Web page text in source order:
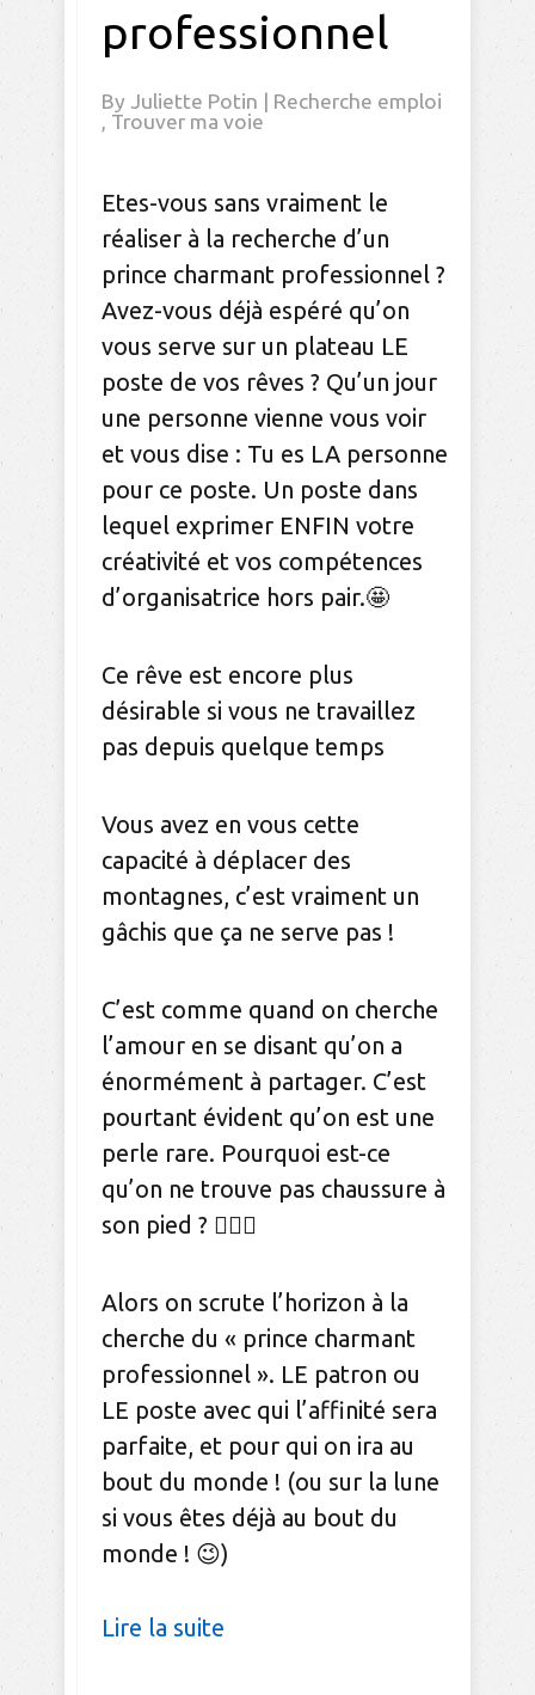
professionnel
By Juliette Potin
Recherche emploi
, Trouver ma voie
Etes-vous sans vraiment le
réaliser à la recherche d’un
prince charmant professionnel ?
Avez-vous déjà espéré qu’on
vous serve sur un plateau LE
poste de vos rêves ? Qu’un jour
une personne vienne vous voir
et vous dise : Tu es LA personne
pour ce poste. Un poste dans
lequel exprimer ENFIN votre
créativité et vos compétences
d’organisatrice hors pair.🤩
Ce rêve est encore plus
désirable si vous ne travaillez
pas depuis quelque temps
Vous avez en vous cette
capacité à déplacer des
montagnes, c’est vraiment un
gâchis que ça ne serve pas !
C’est comme quand on cherche
l’amour en se disant qu’on a
énormément à partager. C’est
pourtant évident qu’on est une
perle rare. Pourquoi est-ce
qu’on ne trouve pas chaussure à
son pied ? 🤷🏻‍♀️
Alors on scrute l’horizon à la
cherche du « prince charmant
professionnel ». LE patron ou
LE poste avec qui l’affinité sera
parfaite, et pour qui on ira au
bout du monde ! (ou sur la lune
si vous êtes déjà au bout du
monde ! 😉)
Lire la suite